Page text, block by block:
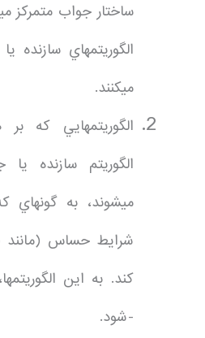
ساختار جواب متمركز
الگوريتمهاي
ميكنند.
الگوريتمهايي كه
الگوريتم سازنده
ميشوند، به گونهاي
شرايط حساس (مانند
كند. به اين
-شود.